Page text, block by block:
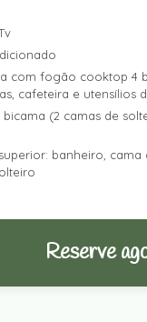
com fogão cooktop 4
cafeteira e utensílios
bicama (2 camas de
banheiro, cama
Reserve